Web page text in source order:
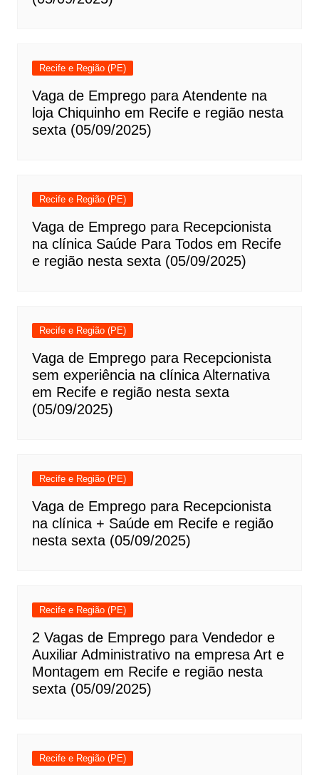
Recife e Região (PE)
Vaga de Emprego para Atendente na
loja Chiquinho em Recife e região nesta
sexta (05/09/2025)
Recife e Região (PE)
Vaga de Emprego para Recepcionista
na clínica Saúde Para Todos em Recife
e região nesta sexta (05/09/2025)
Recife e Região (PE)
Vaga de Emprego para Recepcionista
sem experiência na clínica Alternativa
em Recife e região nesta sexta
(05/09/2025)
Recife e Região (PE)
Vaga de Emprego para Recepcionista
na clínica + Saúde em Recife e região
nesta sexta (05/09/2025)
Recife e Região (PE)
2 Vagas de Emprego para Vendedor e
Auxiliar Administrativo na empresa Art e
Montagem em Recife e região nesta
sexta (05/09/2025)
Recife e Região (PE)